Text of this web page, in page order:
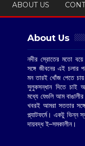
ABOUT US
About Us
নদীর স্রোতের মতো
সঙ্গে জীবনের এই চলার
মন তারই খোঁজ পেতে
সুলুকসন্ধান দিতে চাই
মধ্যে যেগুলি আম বাঙালীর
খবরই আমরা সততার
প্ল্যাটফর্মে। একটু ভিন্ন
দায়বদ্ধ ই–সমকালীন।